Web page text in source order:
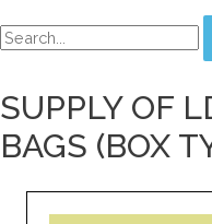
SUPPLY OF
BAGS (BOX